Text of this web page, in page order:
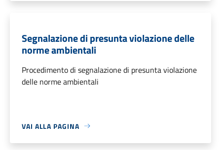
Segnalazione di presunta violazione delle
norme ambientali
Procedimento di segnalazione di presunta violazione
delle norme ambientali
VAI ALLA PAGINA